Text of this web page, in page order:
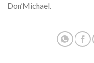
Don’Michael.